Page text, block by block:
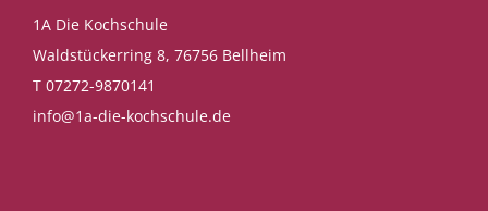
1A Die Kochschule
Waldstückerring 8, 76756 Bellheim
T 07272-9870141
info@1a-die-kochschule.de